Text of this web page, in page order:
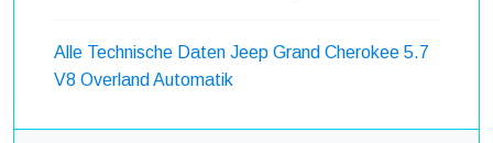
Alle Technische Daten Jeep Grand Cherokee 5.7
V8 Overland Automatik